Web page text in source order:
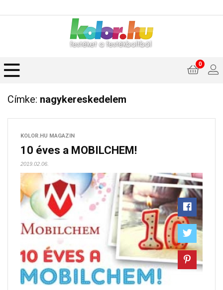
0
Címke: nagykereskedelem
KOLOR.HU MAGAZIN
10 éves a MOBILCHEM!
2019.02.06.